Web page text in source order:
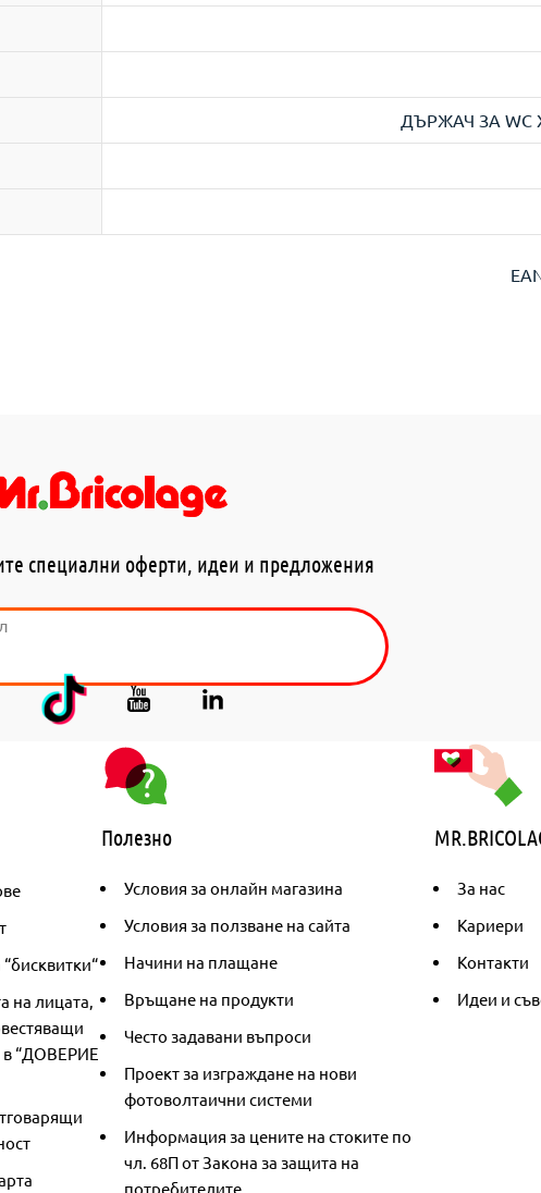
ДЪРЖАЧ ЗА
специални оферти, идеи и предложения
на лицата,
в “ДОВЕРИЕ
Полезно
Условия за онлайн магазина
Условия за ползване на сайта
Начини на плащане
Връщане на продукти
Често задавани въпроси
Проект за изграждане на нови
фотоволтаични системи
Информация за цените на стоките по
чл. 68П от Закона за защита на
потребителите
За нас
Кариери
Контакти
Идеи и